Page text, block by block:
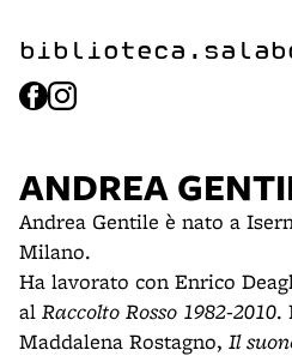
ANDREA
Andrea Gentile è nato a
Milano.
Ha lavorato con Enrico
al Raccolto Rosso 1982-2010.
Maddalena Rostagno, Il